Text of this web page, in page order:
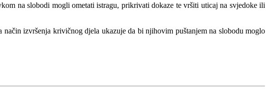
na slobodi mogli ometati istragu, prikrivati dokaze te vršiti uticaj na svjedoke ili
izvršenja krivičnog djela ukazuje da bi njihovim puštanjem na slobodu moglo